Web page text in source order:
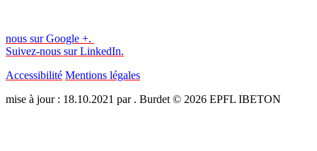
nous sur Google +.
Suivez-nous sur LinkedIn.
Accessibilité Mentions légales
mise à jour : 18.10.2021 par . Burdet © 2026 EPFL IBETON